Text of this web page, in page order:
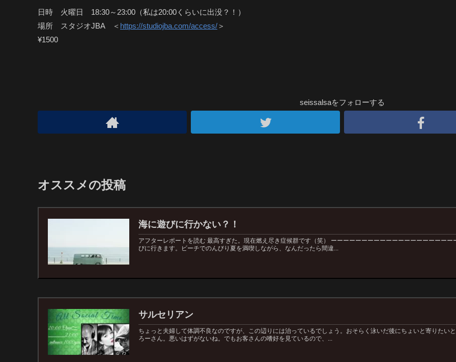
日時 火曜日 18:30～23:00（私は20:00くらいに出没？！）
場所 スタジオJBA ＜ https://studiojba.com/access/＞
¥1500
seissalsaをフォローする
オススメの投稿
海に遊びに行かない？！
アフターレポートを読む 最高すぎた。現在燃え尽き症候群です（笑） ーーーーーーーーーーーーーーーーーーー
びに行きます。ビーチでのんびり夏を満喫しながら、なんだったら間違...
サルセリアン
ちょっと夫婦して体調不良なのですが、この辺りには治っているでしょう。おそらく泳いだ後にちょいと寄りたい
ろーさん。悪いはずがないね。でもお客さんの嗜好を見ているので、...